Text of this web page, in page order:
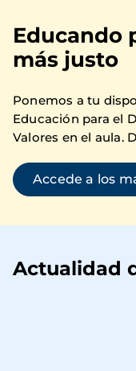
Educando
más justo
Ponemos a tu
Educación para el
Valores en el aula.
Accede a los
Actualidad